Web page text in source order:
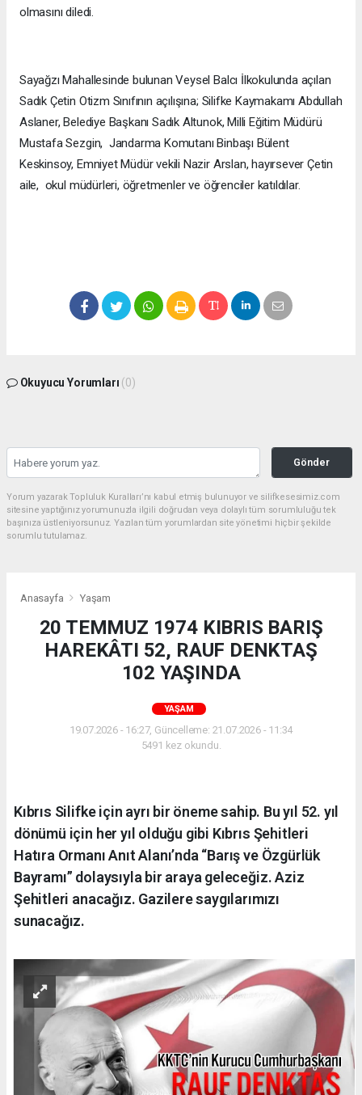
olmasını diledi.
Sayağzı Mahallesinde bulunan Veysel Balcı İlkokulunda açılan
Sadık Çetin Otizm Sınıfının açılışına; Silifke Kaymakamı Abdullah
Aslaner, Belediye Başkanı Sadık Altunok, Milli Eğitim Müdürü
Mustafa Sezgin, Jandarma Komutanı Binbaşı Bülent
Keskinsoy, Emniyet Müdür vekili Nazir Arslan, hayırsever Çetin
aile, okul müdürleri, öğretmenler ve öğrenciler katıldılar.
Okuyucu Yorumları (0)
Gönder
Yorum yazarak Topluluk Kuralları’nı kabul etmiş bulunuyor ve silifkesesimiz.com
sitesine yaptığınız yorumunuzla ilgili doğrudan veya dolaylı tüm sorumluluğu tek
başınıza üstleniyorsunuz. Yazılan tüm yorumlardan site yönetimi hiçbir şekilde
sorumlu tutulamaz.
Anasayfa Yaşam
20 TEMMUZ 1974 KIBRIS BARIŞ
HAREKÂTI 52, RAUF DENKTAŞ
102 YAŞINDA
YAŞAM
19.07.2026 - 16:27, Güncelleme: 21.07.2026 - 11:34
5491 kez okundu.
Kıbrıs Silifke için ayrı bir öneme sahip. Bu yıl 52. yıl
dönümü için her yıl olduğu gibi Kıbrıs Şehitleri
Hatıra Ormanı Anıt Alanı’nda “Barış ve Özgürlük
Bayramı” dolaysıyla bir araya geleceğiz. Aziz
Şehitleri anacağız. Gazilere saygılarımızı
sunacağız.